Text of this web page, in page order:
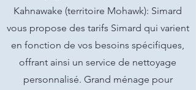
Kahnawake (territoire Mohawk): Simard
vous propose des tarifs Simard qui varient
en fonction de vos besoins spécifiques,
offrant ainsi un service de nettoyage
personnalisé. Grand ménage pour